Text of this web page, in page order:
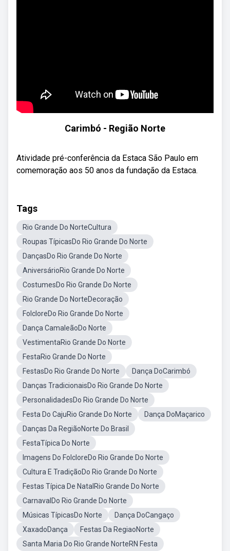
Carimbó - Região Norte
Atividade pré-conferência da Estaca São Paulo em
comemoração aos 50 anos da fundação da Estaca.
Tags
Rio Grande Do NorteCultura
Roupas TípicasDo Rio Grande Do Norte
DançasDo Rio Grande Do Norte
AniversárioRio Grande Do Norte
CostumesDo Rio Grande Do Norte
Rio Grande Do NorteDecoração
FolcloreDo Rio Grande Do Norte
Dança CamaleãoDo Norte
VestimentaRio Grande Do Norte
FestaRio Grande Do Norte
FestasDo Rio Grande Do Norte
Dança DoCarimbó
Danças TradicionaisDo Rio Grande Do Norte
PersonalidadesDo Rio Grande Do Norte
Festa Do CajuRio Grande Do Norte
Dança DoMaçarico
Danças Da RegiãoNorte Do Brasil
FestaTípica Do Norte
Imagens Do FolcloreDo Rio Grande Do Norte
Cultura E TradiçãoDo Rio Grande Do Norte
Festas Típica De NatalRio Grande Do Norte
CarnavalDo Rio Grande Do Norte
Músicas TípicasDo Norte
Dança DoCangaço
XaxadoDança
Festas Da RegiaoNorte
Santa Maria Do Rio Grande NorteRN Festa